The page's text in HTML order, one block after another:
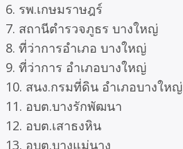
6. รพ.เกษมราษฎร์
7. สถานีตำรวจภูธร บางใหญ่
8. ที่ว่าการอำเภอ บางใหญ่
9. ที่ว่าการ อำเภอบางใหญ่
10. สนง.กรมที่ดิน อำเภอบางใหญ่
11. อบต.บางรักพัฒนา
12. อบต.เสาธงหิน
13. อบต.บางแม่นาง